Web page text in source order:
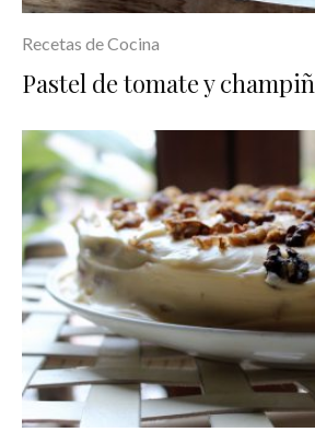
Recetas de Cocina
Pastel de tomate y